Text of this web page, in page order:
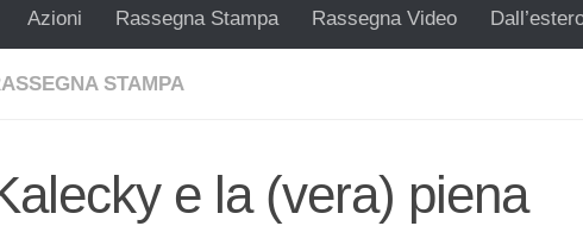
Azioni Rassegna Stampa Rassegna Video
STAMPA
e la (vera) piena